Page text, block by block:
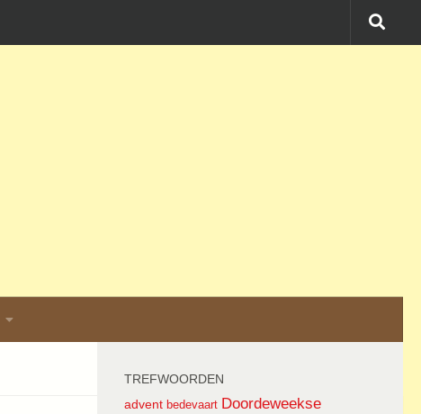
TREFWOORDEN
advent bedevaart Doordeweekse